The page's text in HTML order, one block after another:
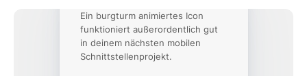
Ein burgturm animiertes Icon
funktioniert außerordentlich gut
in deinem nächsten mobilen
Schnittstellenprojekt.